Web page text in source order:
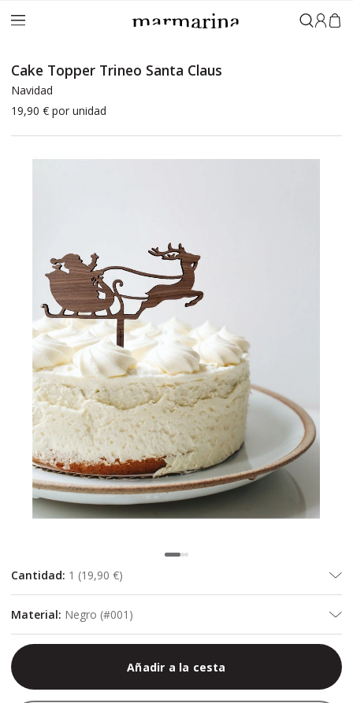
Iniciar
Cake Topper Trineo Santa Claus
Navidad
19,90 € por unidad
Cantidad: 1 (19,90 €)
Material: Negro (#001)
Añadir a la cesta